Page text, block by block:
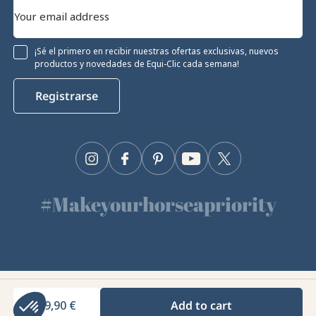
59,90 € Add to cart
¡Sé el primero en recibir nuestras ofertas exclusivas, nuevos
productos y novedades de Equi-Clic cada semana!
Registrarse
Facebook Twitter
YouTube
Pinterest
Instagram
#Makeyourhorseapriority
Equiclic © 2026
Gestión de cookies